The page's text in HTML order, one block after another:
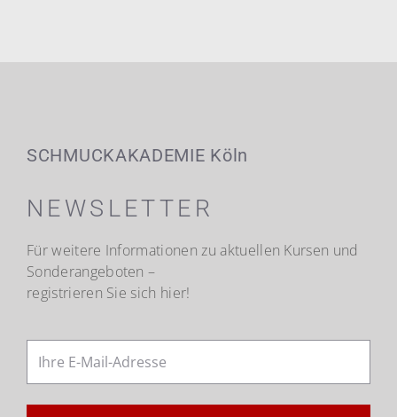
SCHMUCKAKADEMIE Köln
NEWSLETTER
Für weitere Informationen zu aktuellen Kursen und
Sonderangeboten –
registrieren Sie sich hier!